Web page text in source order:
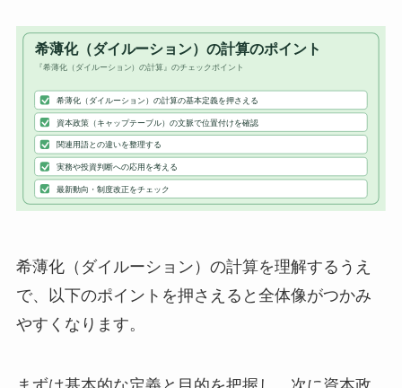
希薄化（ダイルーション）の計算を理解するうえ
で、以下のポイントを押さえると全体像がつかみ
やすくなります。